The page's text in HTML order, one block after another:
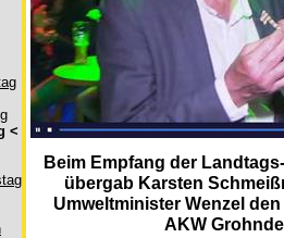
<
Beim Empfang der
übergab Karsten
Umweltminister Wenzel
AKW